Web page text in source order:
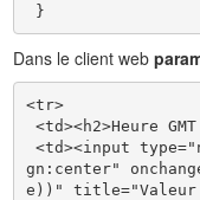
}
Dans le client web
<tr>
gn:center"
e))" title="Valeur